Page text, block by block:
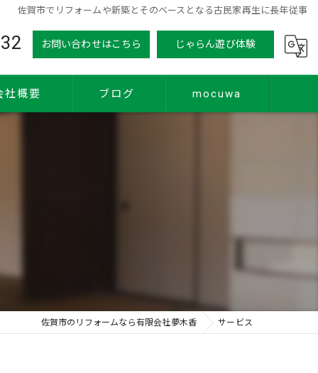
佐賀市でリフォームや新築とそのベースとなる古民家再生に長年従事
お問い合わせはこちら じゃらん遊び体験
社概要 ブログ mocuwa
佐賀市のリフォームなら有限会社夢木香 サービス